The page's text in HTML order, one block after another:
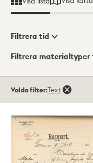
Visningsläge
Filtrera tid
Filtrera materialtyper
träffar
Valda filter:Text